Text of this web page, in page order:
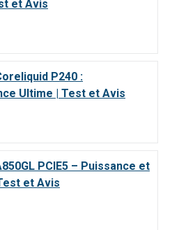
et Avis
P240 :
Ultime | Test et Avis
PCIE5 – Puissance et
et Avis